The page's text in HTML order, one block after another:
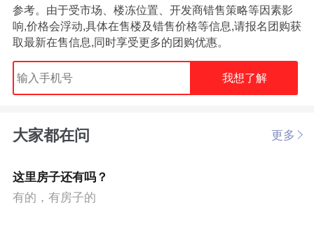
参考。由于受市场、楼冻位置、开发商错售策略等因素影
响,价格会浮动,具体在售楼及错售价格等信息,请报名团购获
取最新在售信息,同时享受更多的团购优惠。
我想了解
大家都在问 更多
这里房子还有吗？
有的，有房子的